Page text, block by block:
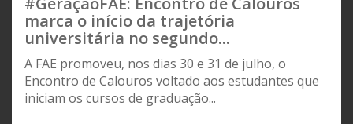
marca o início da trajetória
universitária no segundo...
A FAE promoveu, nos dias 30 e 31 de julho, o
Encontro de Calouros voltado aos estudantes que
iniciam os cursos de graduação...